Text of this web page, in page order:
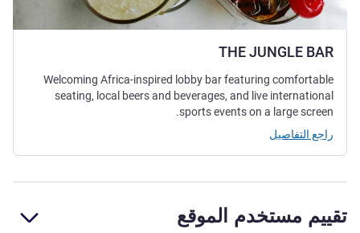
THE JUNGLE BAR
Welcoming Africa-inspired lobby bar featuring comfortable
seating, local beers and beverages, and live international
sports events on a large screen.
راجع التفاصيل
تقييم مستخدم الموقع